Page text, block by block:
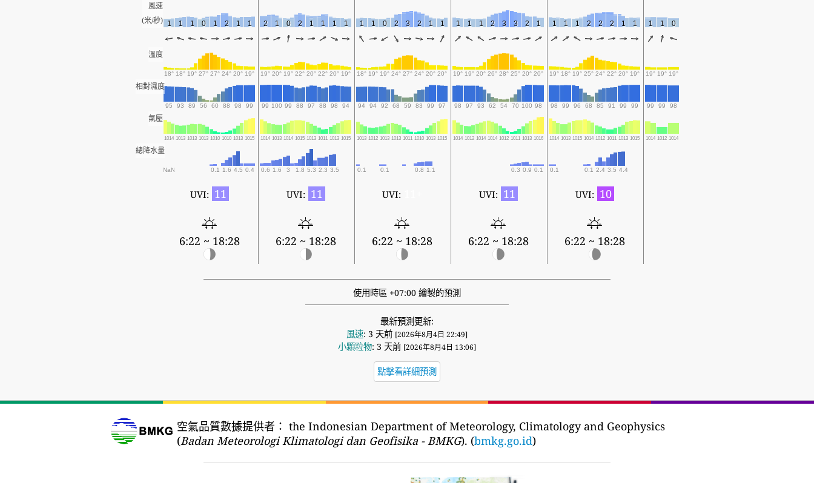
風速
(米/秒)
1 1 1 0 1 2 1 1 2 1 0 2 1 1 1 1 1 1 0 2 3 2 1 1 1 1 1 2 3 3 2 1 1 1 1 2 2 2 1 1 1 1 0
溫度
18° 18° 19° 27° 27° 24° 20° 19° 19° 20° 19° 22° 20° 22° 20° 19° 18° 19° 19° 24° 27° 24° 20° 20° 19° 19° 20° 26° 28° 25° 20° 20° 19° 18° 19° 25° 24° 22° 20° 19° 19° 19° 19°
相對濕度
95 93 89 56 60 88 98 99 99 100 99 88 97 88 98 94 94 94 92 68 59 83 99 97 98 97 93 62 54 70 100 98 98 99 96 68 85 91 99 99 99 99 98
氣壓
1014 1013 1013 1013 1010 1010 1013 1015 1014 1013 1014 1015 1013 1011 1013 1015 1013 1012 1013 1013 1011 1010 1013 1015 1014 1012 1014 1014 1012 1011 1013 1016 1014 1013 1015 1014 1012 1011 1013 1015 1014 1012 1014
總降水量
NaN 0.1 1.6 4.5 0.4 0.6 1.6 3 1.8 5.3 2.3 3.5 0.1 0.1 0.8 1.1 0.3 0.9 0.1 0.1 0.1 2.4 3.5 4.4
UVI: 11
6:22 ~ 18:28
UVI: 11
6:22 ~ 18:28
UVI:
6:22 ~ 18:28
UVI: 11
6:22 ~ 18:28
UVI: 10
6:22 ~ 18:28
使用時區 +07:00 繪製的預測
最新預測更新:
風速: 3 天前 [2026年8月4日 22:49]
小顆粒物: 3 天前 [2026年8月4日 13:06]
點擊看詳細預測
空氣品質數據提供者： the Indonesian Department of Meteorology, Climatology and Geophysics
(Badan Meteorologi Klimatologi dan Geofisika - BMKG). (bmkg.go.id)